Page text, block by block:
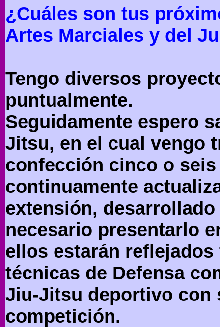
¿Cuáles son tus
Artes Marciales y del
Tengo diversos
puntualmente.
Seguidamente espero
Jitsu, en el cual vengo
confección cinco o
continuamente
extensión,
necesario presentarlo
ellos estarán
técnicas de Defensa
Jiu-Jitsu deportivo con
competición.